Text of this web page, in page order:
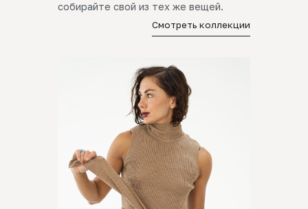
собирайте свой из тех же вещей.
Смотреть коллекции